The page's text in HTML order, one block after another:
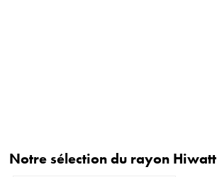
Notre sélection du rayon Hiwatt